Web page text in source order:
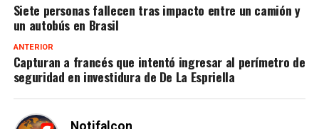
Siete personas fallecen tras impacto entre un camión y
un autobús en Brasil
ANTERIOR
Capturan a francés que intentó ingresar al perímetro de
seguridad en investidura de De La Espriella